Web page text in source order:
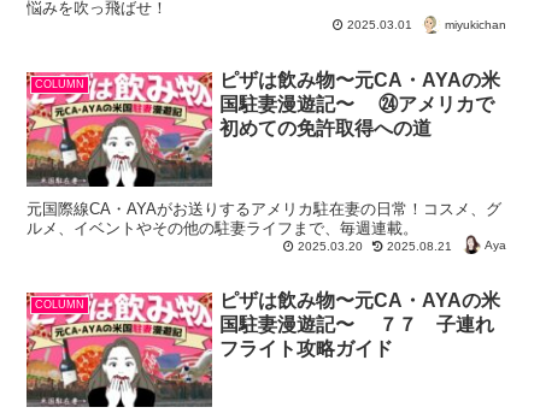
悩みを吹っ飛ばせ！
2025.03.01 miyukichan
COLUMN
ピザは飲み物〜元CA・AYAの米
国駐妻漫遊記〜 ㉔アメリカで
初めての免許取得への道
元国際線CA・AYAがお送りするアメリカ駐在妻の日常！コスメ、グ
ルメ、イベントやその他の駐妻ライフまで、毎週連載。
2025.03.20 2025.08.21 Aya
COLUMN
ピザは飲み物〜元CA・AYAの米
国駐妻漫遊記〜 ７７ 子連れ
フライト攻略ガイド